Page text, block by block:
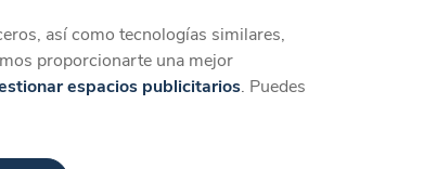
Iniciar sesión Crear cuenta
así como tecnologías similares,
proporcionarte una mejor
espacios publicitarios. Puedes